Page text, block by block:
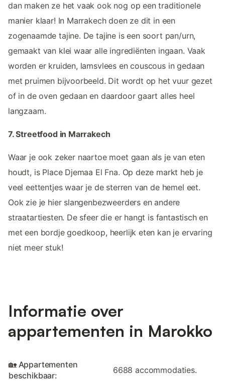
dan maken ze het vaak ook nog op een traditionele
manier klaar! In Marrakech doen ze dit in een
zogenaamde tajine. De tajine is een soort pan/urn,
gemaakt van klei waar alle ingrediënten ingaan. Vaak
worden er kruiden, lamsvlees en couscous in gedaan
met pruimen bijvoorbeeld. Dit wordt op het vuur gezet
of in de oven gedaan en daardoor gaart alles heel
langzaam.
7. Streetfood in Marrakech
Waar je ook zeker naartoe moet gaan als je van eten
houdt, is Place Djemaa El Fna. Op deze markt heb je
veel eettentjes waar je de sterren van de hemel eet.
Ook zie je hier slangenbezweerders en andere
straatartiesten. De sfeer die er hangt is fantastisch en
met een bordje goedkoop, heerlijk eten kan je ervaring
niet meer stuk!
Informatie over
appartementen in Marokko
🏡 Appartementen
beschikbaar:
6688 accommodaties.